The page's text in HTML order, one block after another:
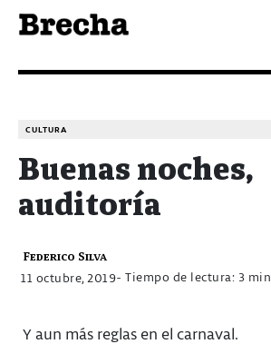
CULTURA
Buenas noches,
auditoría
Federico Silva
11 octubre, 2019- Tiempo de lectura: 3 min
Y aun más reglas en el carnaval.